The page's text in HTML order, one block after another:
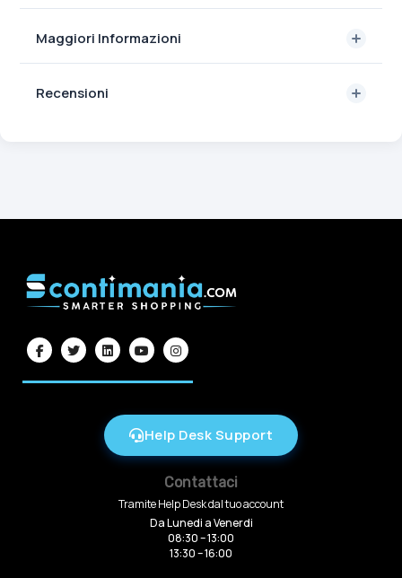
Maggiori Informazioni
Recensioni
Help Desk Support
Contattaci
Tramite Help Desk dal tuo account
Da Lunedi a Venerdi
08:30 – 13:00
13:30 – 16:00